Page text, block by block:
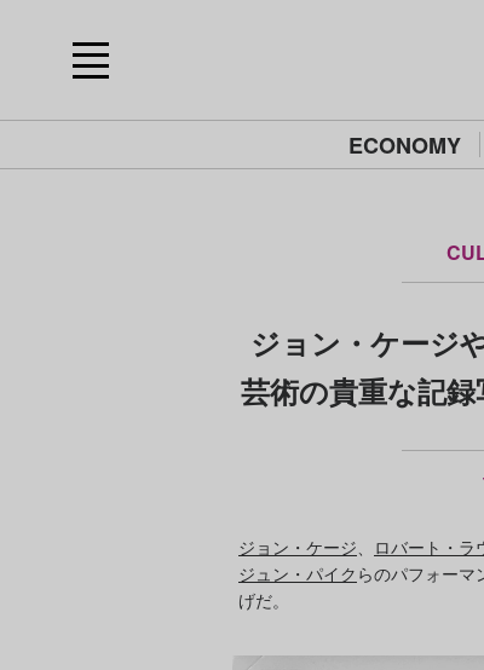
ECONOMY
ジョン・ケージ
芸術の貴重な記
ジョン・ケージ、 ロバート・ラ
ジュン・パイク らのパフォー
げだ。